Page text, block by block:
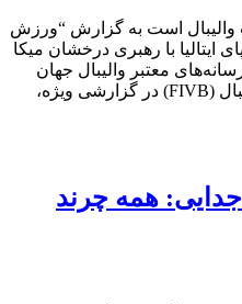
والیبال است به گزارش “ورزش
ایتالیا با رهبری درخشان میکا
معتبر والیبال جهان
داشته است. فدراسیون جهانی والیبال (FIVB) در گزارشی ویژه،
جدایی: همه چرند